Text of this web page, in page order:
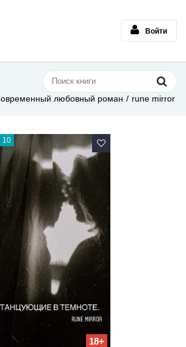
Войти
любовный роман rune mirror
10
18+